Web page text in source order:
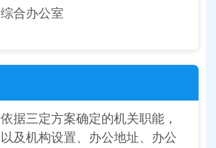
综合办公室
依据三定方案确定的机关职能，
以及机构设置、办公地址、办公